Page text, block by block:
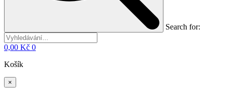
Search for:
0,00 Kč 0
Košík
×